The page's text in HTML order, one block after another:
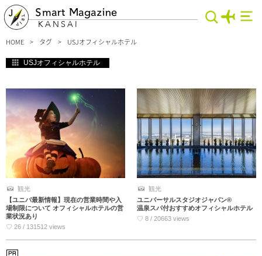
Smart Magazine
KANSAI
HOME タグ USJオフィシャルホテル
USJオフィシャルホテル
観光
【ユニバ最新情報】現在の営業時間や入
場制限について オフィシャルホテルの営
業状況あり
♡ 26 / 131512 views
観光
ユニバーサルスタジオジャパン®
温泉スパ付おすすめオフィシャルホテル
♡ 8 / 20663 views